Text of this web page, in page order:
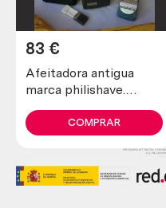
Afeitadora antigua
marca philishave.
colección
83 €
COMPRAR